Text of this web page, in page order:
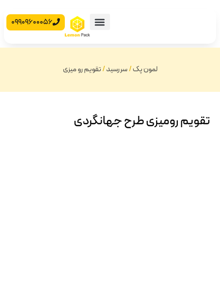
09909600056
لمون پک/سررسید/تقویم رو میزی
تقویم رومیزی طرح جهانگردی